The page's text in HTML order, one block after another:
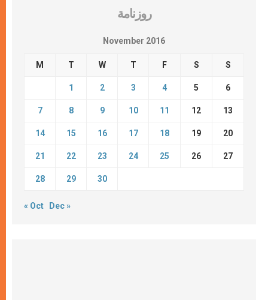
روزنامة
November 2016
M T W T F S S
1 2 3 4 5 6
7 8 9 10 11 12 13
14 15 16 17 18 19 20
21 22 23 24 25 26 27
28 29 30
« Oct Dec »